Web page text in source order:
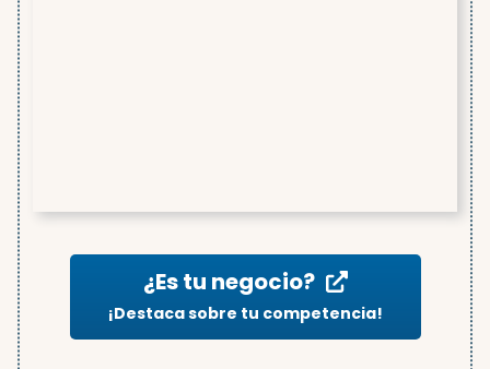
¿Es tu negocio?
¡Destaca sobre tu competencia!